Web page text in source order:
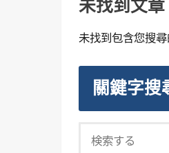
未找到文章
未找到包含您搜
關鍵字搜